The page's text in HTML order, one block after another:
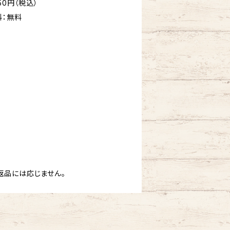
（税込）
無料
には応じません。